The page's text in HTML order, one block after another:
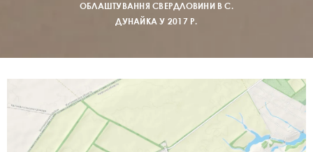
ОБЛАШТУВАННЯ СВЕРДЛОВИНИ В C.
ДУНАЙКА У 2017 Р.